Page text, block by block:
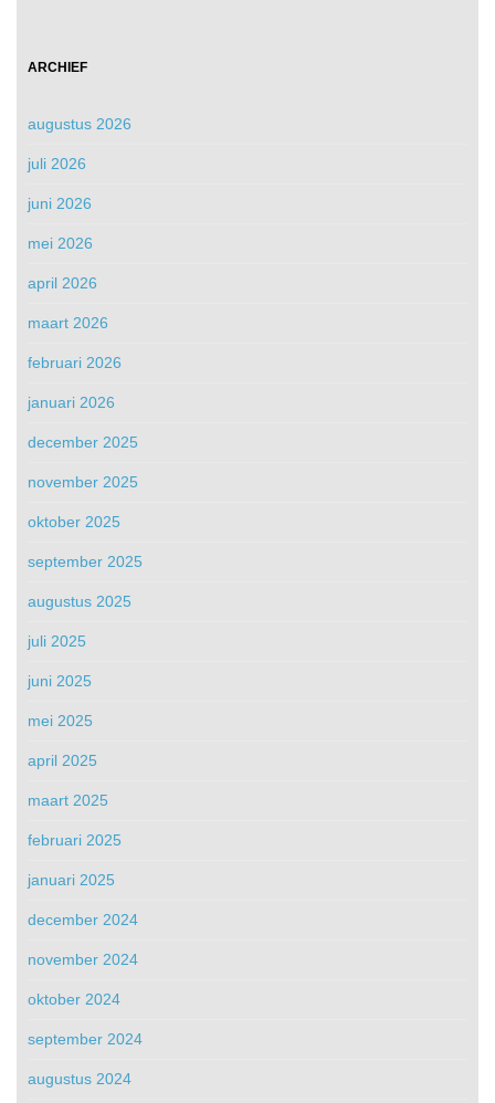
ARCHIEF
augustus 2026
juli 2026
juni 2026
mei 2026
april 2026
maart 2026
februari 2026
januari 2026
december 2025
november 2025
oktober 2025
september 2025
augustus 2025
juli 2025
juni 2025
mei 2025
april 2025
maart 2025
februari 2025
januari 2025
december 2024
november 2024
oktober 2024
september 2024
augustus 2024